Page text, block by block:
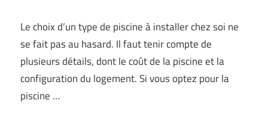
Le choix d’un type de piscine à installer chez soi ne
se fait pas au hasard. Il faut tenir compte de
plusieurs détails, dont le coût de la piscine et la
configuration du logement. Si vous optez pour la
piscine …